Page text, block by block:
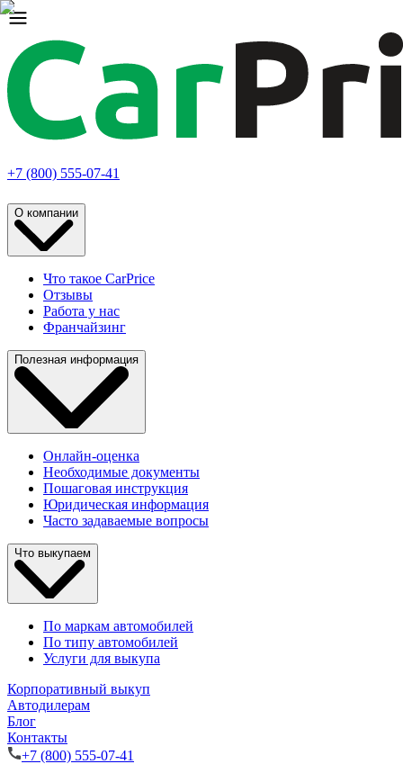
+7 (800) 555-07-41
О компании
Что такое CarPrice
Отзывы
Работа у нас
Франчайзинг
Полезная информация
Онлайн-оценка
Необходимые документы
Пошаговая инструкция
Юридическая информация
Часто задаваемые вопросы
Что выкупаем
По маркам автомобилей
По типу автомобилей
Услуги для выкупа
Корпоративный выкуп
Автодилерам
Блог
Контакты
+7 (800) 555-07-41